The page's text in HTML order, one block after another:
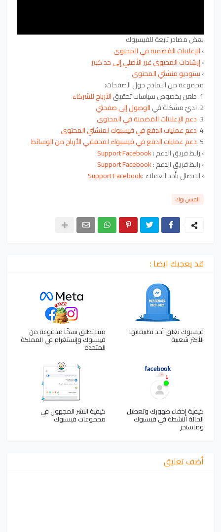
بعض مصادر تابعة للفيسبوك
›الإعلانات المُضمنة في المحتوى
›إرشادات المحتوى غير الأصلي إلى حد كبير
›ستوديو منشئي المحتوى
مجموعة من النماذج حول الصفحات:
1. طعن بخصوص سياسات تحقيق
الأرباح للشركاء
2. لديّ مشكلة في
الوصول إلى صفحتي
3. دعم الإعلانات المَضمنة في المحتوى
4. دعم عمليات الدفع في فيسبوك لمنشئي المحتوى
5. دعم عمليات الدفع في فيسبوك لمحققي الأرباح من الوسائط
›رابط فريق الدعم :Support Facebook
›رابط فريق الدعم :Support Facebook
›الاتصال بأحد العملاء:
Support Facebook
الفيس بوك
قد يعجبك ايضا :
فيسبوك تغلق أحد تطبيقاتها
الأكثر شعبية
ميتا تطلق نسخًا مدفوعة من
فيسبوك وإنستغرام في المملكة
المتحدة
كيفية إخفاء ظهورك وتعطيل
الحالة النشطة في فيسبوك
وماسنجر
كيفية النشر المجهول في
مجموعات فيسبوك
أضف تعليق